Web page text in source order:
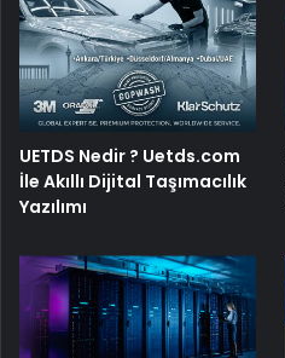
UETDS Nedir ? Uetds.com
İle Akıllı Dijital Taşımacılık
Yazılımı